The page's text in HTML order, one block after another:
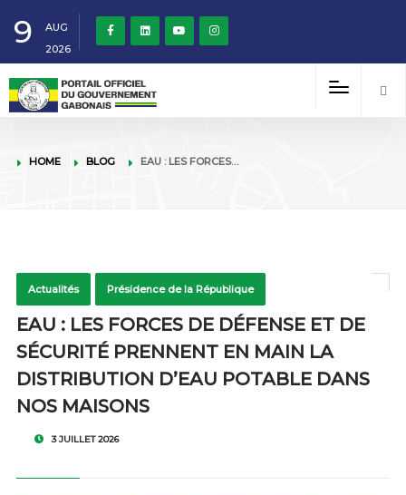
9
AUG
2026
HOME BLOG EAU : LES FORCES…
Actualités Présidence de la République
EAU : LES FORCES DE DÉFENSE ET DE
SÉCURITÉ PRENNENT EN MAIN LA
DISTRIBUTION D’EAU POTABLE DANS
NOS MAISONS
3 JUILLET 2026